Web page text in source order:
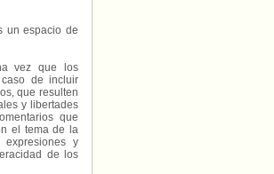
un espacio de
vez que los
de incluir
que resulten
y libertades
que
el tema de la
expresiones y
de los